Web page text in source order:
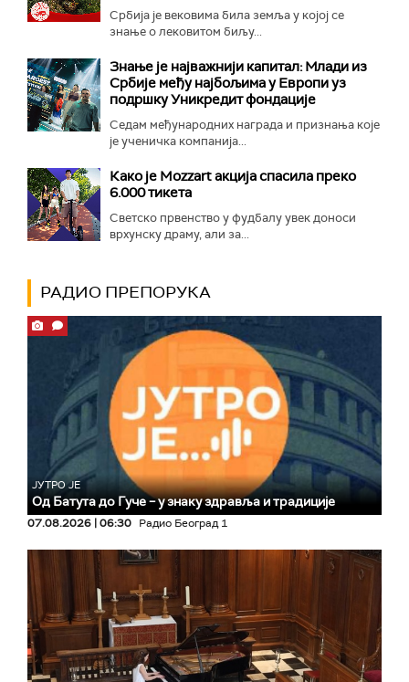
Србија је вековима била земља у којој се
знање о лековитом биљу...
Знање је најважнији капитал: Млади из
Србије међу најбољима у Европи уз
подршку Уникредит фондације
Седам међународних награда и признања које
је ученичка компанија...
Како је Mozzart акција спасила преко
6.000 тикета
Светско првенство у фудбалу увек доноси
врхунску драму, али за...
РАДИО ПРЕПОРУКА
ЈУТРО ЈЕ
Од Батута до Гуче – у знаку здравља и традиције
07.08.2026 | 06:30 Радио Београд 1